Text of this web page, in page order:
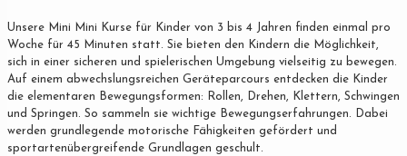
Unsere Mini Mini Kurse für Kinder von 3 bis 4 Jahren finden einmal pro
Woche für 45 Minuten statt. Sie bieten den Kindern die Möglichkeit,
sich in einer sicheren und spielerischen Umgebung vielseitig zu bewegen.
Auf einem abwechslungsreichen Geräteparcours entdecken die Kinder
die elementaren Bewegungsformen: Rollen, Drehen, Klettern, Schwingen
und Springen. So sammeln sie wichtige Bewegungserfahrungen. Dabei
werden grundlegende motorische Fähigkeiten gefördert und
sportartenübergreifende Grundlagen geschult.